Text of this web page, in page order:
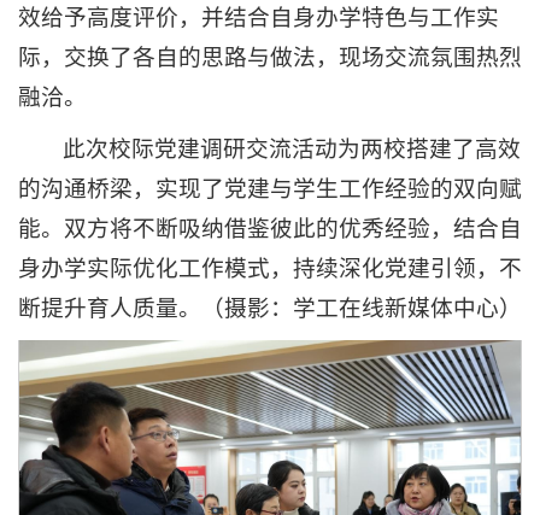
效给予高度评价，并结合自身办学特色与工作实
际，交换了各自的思路与做法，现场交流氛围热烈
融洽。
此次校际党建调研交流活动为两校搭建了高效
的沟通桥梁，实现了党建与学生工作经验的双向赋
能。双方将不断吸纳借鉴彼此的优秀经验，结合自
身办学实际优化工作模式，持续深化党建引领，不
断提升育人质量。（摄影：学工在线新媒体中心）